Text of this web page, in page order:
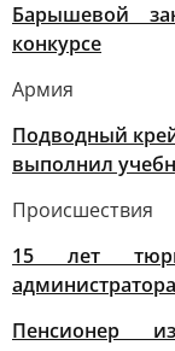
Барышевой
конкурсе
Армия
Подводный
выполнил
Происшествия
15 лет
Пенсионер